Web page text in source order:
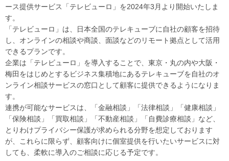
ース提供サービス「テレビューロ」を2024年3月より開始いたしま
す。
「テレビューロ」は、日本全国のテレキューブに自社の顧客を招待
し、オンラインの相談や商談、面談などのリモート拠点として活用
できるプランです。
企業は「テレビューロ」を導入することで、東京・丸の内や大阪・
梅田をはじめとするビジネス集積地にあるテレキューブを自社のオ
ンライン相談サービスの窓口として顧客に提供できるようになりま
す。
連携が可能なサービスは、「金融相談」「法律相談」「健康相談」
「保険相談」「買取相談」「不動産相談」「自費診療相談」など、
とりわけプライバシー保護が求められる分野を想定しております
が、これらに限らず、顧客向けに個室提供を行いたいサービスに対
しても、柔軟に導入のご相談に応じる予定です。